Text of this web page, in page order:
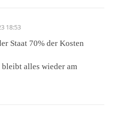
18:53
Staat 70% der Kosten
alles wieder am